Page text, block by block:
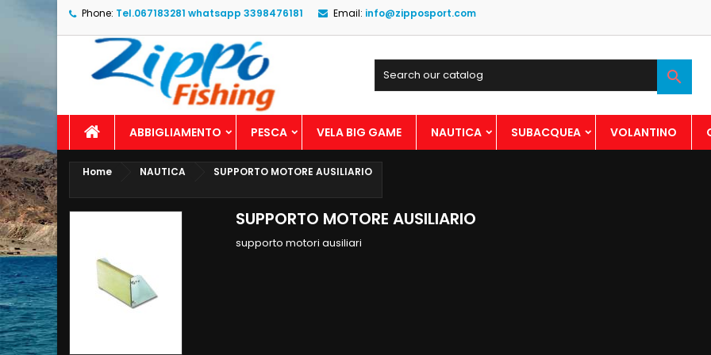
Phone: Tel.067183281 whatsapp 3398476181 Email: info@zipposport.com

ABBIGLIAMENTO PESCA VELA BIG GAME NAUTICA SUBACQUEA VOLANTINO
Home NAUTICA SUPPORTO MOTORE AUSILIARIO
SUPPORTO MOTORE AUSILIARIO
supporto motori ausiliari